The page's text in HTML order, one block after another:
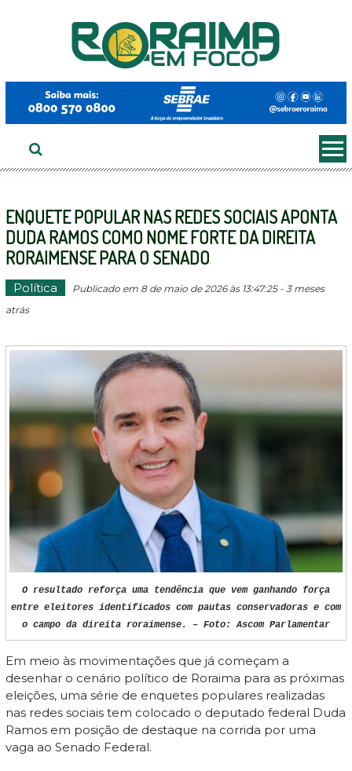
ENQUETE POPULAR NAS REDES SOCIAIS APONTA
DUDA RAMOS COMO NOME FORTE DA DIREITA
RORAIMENSE PARA O SENADO
Política
Publicado em 8 de maio de 2026 às 13:47:25 - 3 meses
atrás
O resultado reforça uma tendência que vem ganhando força
entre eleitores identificados com pautas conservadoras e com
o campo da direita roraimense. – Foto: Ascom Parlamentar
Em meio às movimentações que já começam a
desenhar o cenário político de Roraima para as próximas
eleições, uma série de enquetes populares realizadas
nas redes sociais tem colocado o deputado federal Duda
Ramos em posição de destaque na corrida por uma
vaga ao Senado Federal.